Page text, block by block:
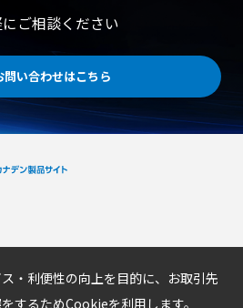
ご相談ください
問い合わせはこちら
・利便性の向上を目的に、お取引先
するためCookieを利用します。